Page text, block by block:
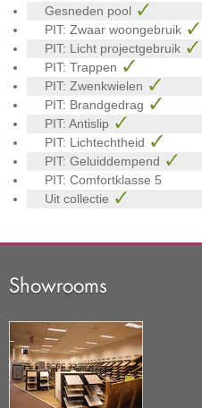
Gesneden pool
PIT: Zwaar woongebruik
PIT: Licht projectgebruik
PIT: Trappen
PIT: Zwenkwielen
PIT: Brandgedrag
PIT: Antislip
PIT: Lichtechtheid
PIT: Geluiddempend
PIT: Comfortklasse 5
Uit collectie
Showrooms